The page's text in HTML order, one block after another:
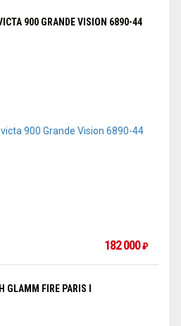
900 GRANDE VISION 6890-44
182 000₽
FIRE PARIS I